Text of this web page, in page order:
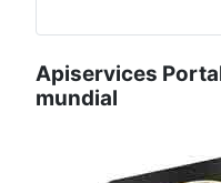
Apiservices
mundial